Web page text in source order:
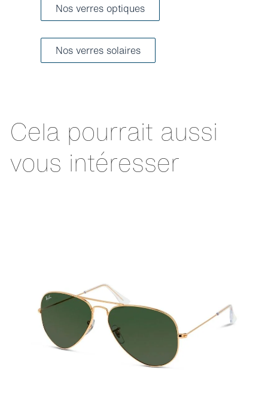
Nos verres optiques
Nos verres solaires
Cela pourrait aussi
vous intéresser